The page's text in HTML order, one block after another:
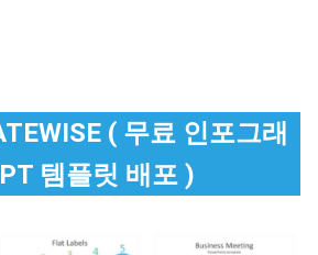
( 무료 인포그래
템플릿 배포 )